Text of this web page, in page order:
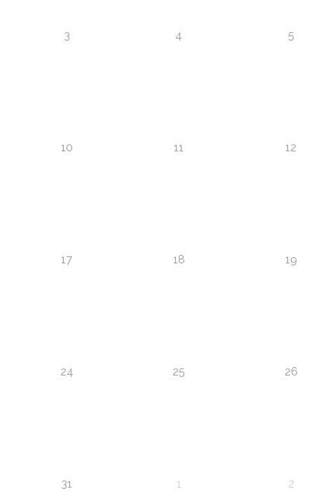
3 4 5
10 11 12
17 18 19
24 25 26
31 1 2